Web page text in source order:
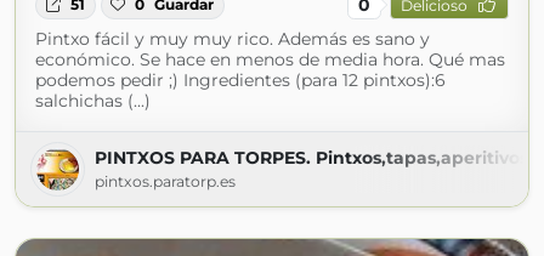
51 0 Guardar 0 Delicioso
Pintxo fácil y muy muy rico. Además es sano y
económico. Se hace en menos de media hora. Qué mas
podemos pedir ;) Ingredientes (para 12 pintxos):6
salchichas (...)
PINTXOS PARA TORPES.
pintxos.paratorp.es